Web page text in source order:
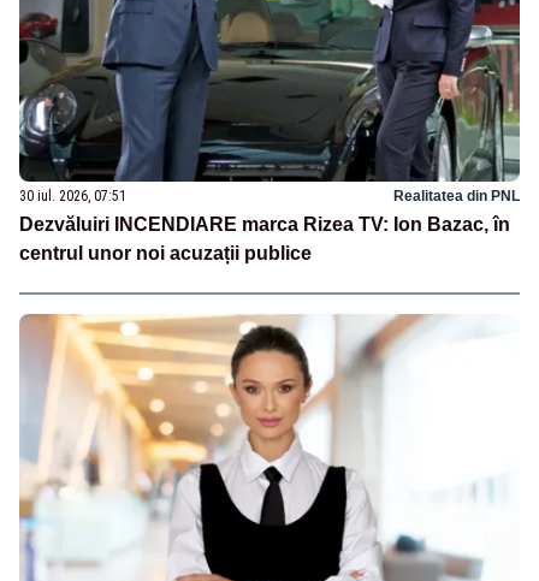
30 iul. 2026, 07:51 Realitatea din PNL
Dezvăluiri INCENDIARE marca Rizea TV: Ion Bazac, în
centrul unor noi acuzații publice